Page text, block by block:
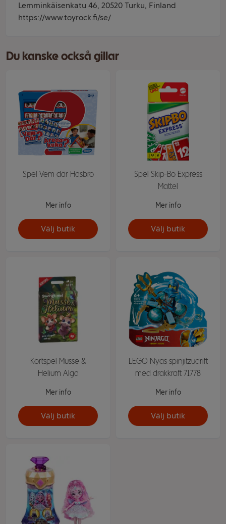
Lemminkäisenkatu 46, 20520 Turku, Finland
https://www.toyrock.fi/se/
Du kanske också gillar
Spel Vem där Hasbro
Mer info
Välj butik
Spel Skip-Bo Express
Mattel
Mer info
Välj butik
Kortspel Musse &
Helium Alga
Mer info
Välj butik
LEGO Nyas spinjitzudrift
med drakkraft 71778
Mer info
Välj butik